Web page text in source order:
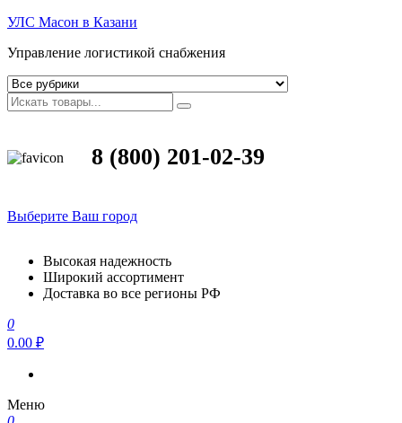
УЛС Масон в Казани
Управление логистикой снабжения
8 (800) 201-02-39
Выберите Ваш город
Высокая надежность
Широкий ассортимент
Доставка во все регионы РФ
0
0.00 ₽
Меню